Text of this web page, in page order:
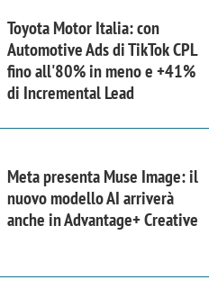
Toyota Motor Italia: con
Automotive Ads di TikTok CPL
fino all'80% in meno e +41%
di Incremental Lead
Meta presenta Muse Image: il
nuovo modello AI arriverà
anche in Advantage+ Creative